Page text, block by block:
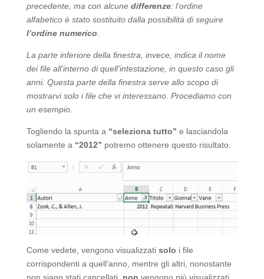
precedente, ma con alcune differenze: l’ordine
alfabetico è stato sostituito dalla possibilità di seguire
l’ordine numerico.
La parte inferiore della finestra, invece, indica il nome
dei file all’interno di quell’intestazione, in questo caso gli
anni. Questa parte della finestra serve allo scopo di
mostrarvi solo i file che vi interessano. Procediamo con
un esempio.
Togliendo la spunta a “seleziona tutto” e lasciandola
solamente a “2012” potremo ottenere questo risultato.
Come vedete, vengono visualizzati solo i file
corrispondenti a quell’anno, mentre gli altri, nonostante
non siano stati cancellati, non vengono più visualizzati.